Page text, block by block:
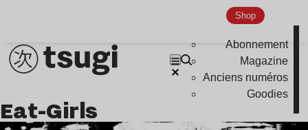
Shop
Abonnement
Magazine
Anciens numéros
Goodies
Eat-Girls